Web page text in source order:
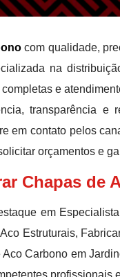
com qualidade,
na
e
transparência e
em contato pelos
orçamentos e
Chapas de
em
Estruturais,
Carbono em